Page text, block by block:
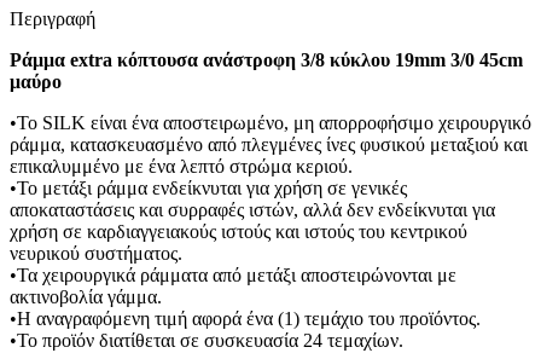
Περιγραφή
Ράμμα extra κόπτουσα ανάστροφη 3/8 κύκλου 19mm 3/0 45cm
μαύρο
•Το SILK είναι ένα αποστειρωμένο, μη απορροφήσιμο χειρουργικό
ράμμα, κατασκευασμένο από πλεγμένες ίνες φυσικού μεταξιού και
επικαλυμμένο με ένα λεπτό στρώμα κεριού.
•Το μετάξι ράμμα ενδείκνυται για χρήση σε γενικές
αποκαταστάσεις και συρραφές ιστών, αλλά δεν ενδείκνυται για
χρήση σε καρδιαγγειακούς ιστούς και ιστούς του κεντρικού
νευρικού συστήματος.
•Τα χειρουργικά ράμματα από μετάξι αποστειρώνονται με
ακτινοβολία γάμμα.
•Η αναγραφόμενη τιμή αφορά ένα (1) τεμάχιο του προϊόντος.
•Το προϊόν διατίθεται σε συσκευασία 24 τεμαχίων.